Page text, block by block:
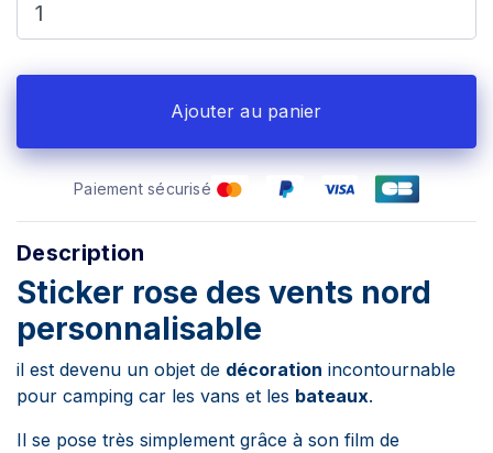
Ajouter au panier
Paiement sécurisé
Description
Sticker rose des vents nord
personnalisable
il est devenu un objet de décoration incontournable
pour camping car les vans et les bateaux.
Il se pose très simplement grâce à son film de